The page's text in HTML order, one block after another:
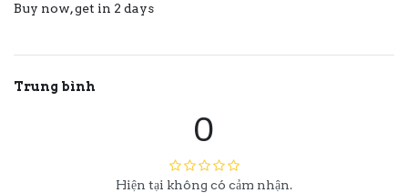
Buy now, get in 2 days
Trung bình
0
Hiện tại không có cảm nhận.